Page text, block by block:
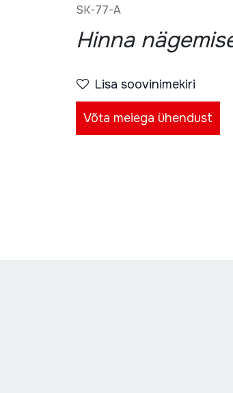
SK-77-A
Hinna
Lisa soovinimekiri
Võta meiega ühendust